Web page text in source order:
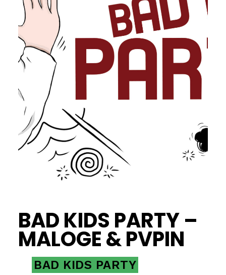
BAD KIDS PARTY –
MALOGE & PVPIN
BAD KIDS PARTY